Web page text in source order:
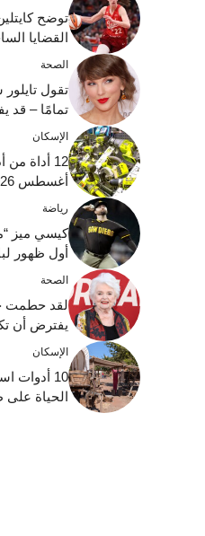
توضح
القضايا
الصحة
تقول
تمامًا – قد
الإسكان
أغسطس 2026
رياضة
كيسي ميز
أول ظهور
الصحة
لقد حطمت
يفترض أن
الإسكان
10 أدوات
الحياة على